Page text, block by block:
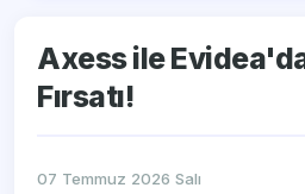
Axess ile
Fırsatı!
07 Temmuz 2026 Salı